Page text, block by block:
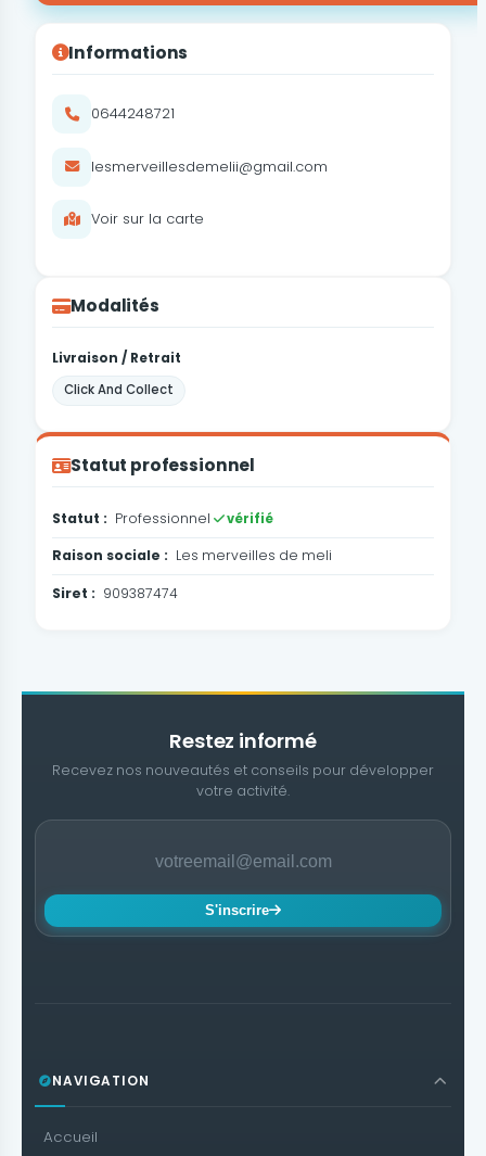
Informations
0644248721
lesmerveillesdemelii@gmail.com
Voir sur la carte
Modalités
Livraison / Retrait
Click And Collect
Statut professionnel
Statut : Professionnel vérifié
Raison sociale : Les merveilles de meli
Siret : 909387474
Restez informé
Recevez nos nouveautés et conseils pour développer
votre activité.
S'inscrire
NAVIGATION
Accueil